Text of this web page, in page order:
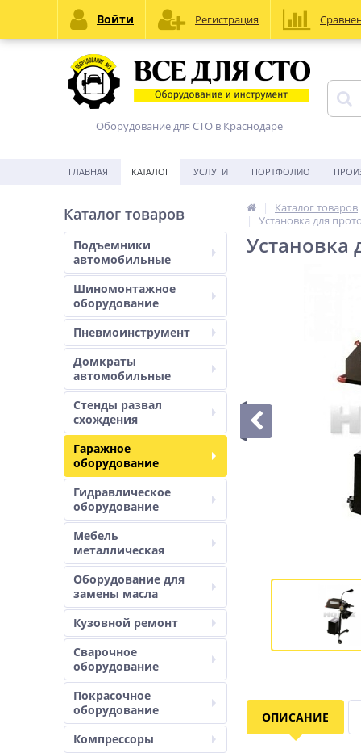
Оборудование для СТО в Краснодаре
ГЛАВНАЯ КАТАЛОГ УСЛУГИ ПОРТФОЛИО
Каталог товаров
Подъемники
автомобильные
Шиномонтажное
оборудование
Пневмоинструмент
Домкраты
автомобильные
Стенды развал
схождения
Гаражное
оборудование
Гидравлическое
оборудование
Мебель
металлическая
Оборудование для
замены масла
Кузовной ремонт
Сварочное
оборудование
Покрасочное
оборудование
Компрессоры
Каталог товаров
Установка для
Установка
ОПИСАНИЕ
Войти Регистрация